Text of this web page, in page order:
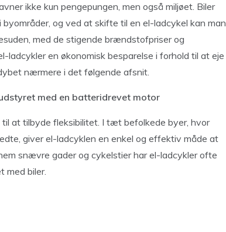
ikke kun pengepungen, men også miljøet. Biler
og ved at skifte til en el-ladcykel kan man
med de stigende brændstofpriser og
en økonomisk besparelse i forhold til at eje
nærmere i det følgende afsnit.
med en batteridrevet motor
til at tilbyde fleksibilitet. I tæt befolkede byer, hvor
giver el-ladcyklen en enkel og effektiv måde at
snævre gader og cykelstier har el-ladcykler ofte
med biler.